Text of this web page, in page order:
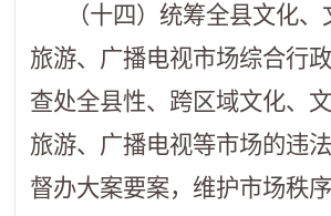
（十四）统筹全县文化、
旅游、广播电视市场综合行
查处全县性、跨区域文化、文
旅游、广播电视等市场的违
督办大案要案，维护市场秩序